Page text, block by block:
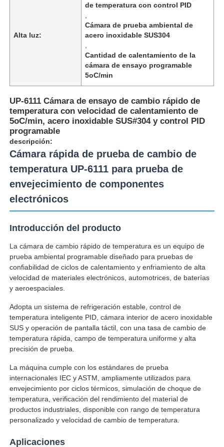
Inicio
Productos
Visita a la fábrica
Control de Calidad
Contacto
Solicitar una cotización
Equipo de la prueba de laboratorio
Cámara de pruebas ambientales
Máquina de prueba universal
Alta luz:
de temperatura con control PID
Cámara de prueba ambiental de
acero inoxidable SUS304
Cantidad de calentamiento de la
cámara de ensayo programable
5oC/min
UP-6111 Cámara de ensayo de cambio rápido de
temperatura con velocidad de calentamiento de
5oC/min, acero inoxidable SUS#304 y control PID
programable
descripción:
Cámara rápida de prueba de cambio de
temperatura UP-6111 para prueba de
envejecimiento de componentes
electrónicos
Introducción del producto
La cámara de cambio rápido de temperatura es un equipo de
prueba ambiental programable diseñado para pruebas de
confiabilidad de ciclos de calentamiento y enfriamiento de alta
velocidad de materiales electrónicos, automotrices, de baterías
y aeroespaciales.
Adopta un sistema de refrigeración estable, control de
temperatura inteligente PID, cámara interior de acero inoxidable
SUS y operación de pantalla táctil, con una tasa de cambio de
temperatura rápida, campo de temperatura uniforme y alta
precisión de prueba.
La máquina cumple con los estándares de prueba
internacionales IEC y ASTM, ampliamente utilizados para
envejecimiento por ciclos térmicos, simulación de choque de
temperatura, verificación del rendimiento del material de
productos industriales, disponible con rango de temperatura
personalizado y velocidad de cambio de temperatura.
Aplicaciones